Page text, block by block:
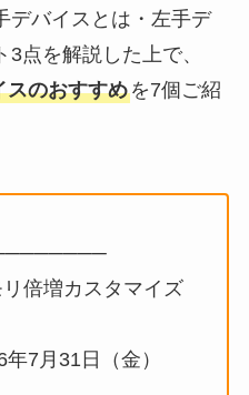
デバイスとは・左手デ
点を解説した上で、
スのおすすめを7個ご紹
増カスタマイズ
月31日（金）